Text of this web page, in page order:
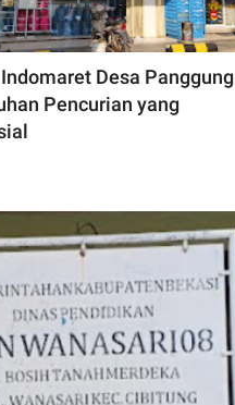
Desa Panggung
Pencurian yang